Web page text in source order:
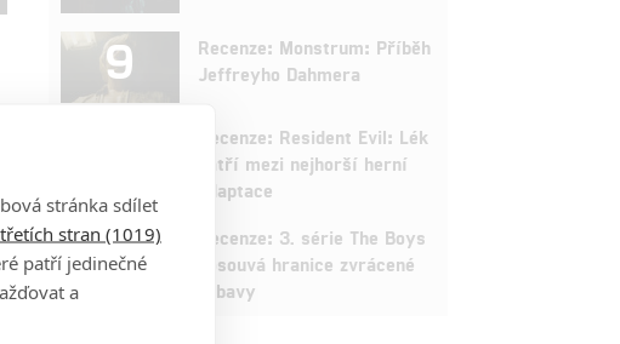
9
Recenze: Monstrum: Příběh
Jeffreyho Dahmera
Recenze: Resident Evil: Lék
patří mezi nejhorší herní
adaptace
9
Recenze: 3. série The Boys
posouvá hranice zvrácené
zábavy
stránka sdílet
stran (1019)
patří jedinečné
a